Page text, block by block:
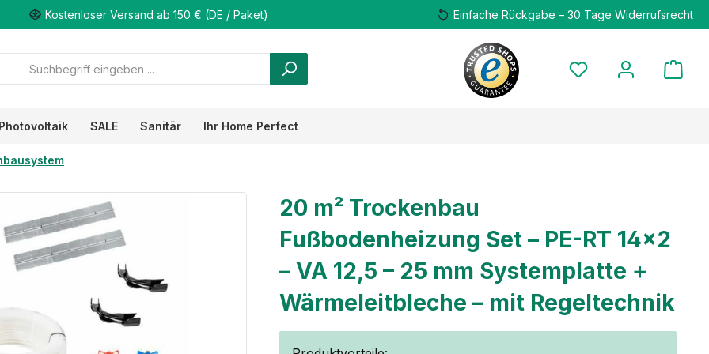
Kostenloser Versand ab 150 € (DE / Paket) Einfache Rückgabe – 30 Tage Widerrufsrecht
Photovoltaik SALE Sanitär Ihr Home Perfect
20 m² Trockenbau
Fußbodenheizung Set – PE-RT 14×2
– VA 12,5 – 25 mm Systemplatte +
Wärmeleitbleche – mit Regeltechnik